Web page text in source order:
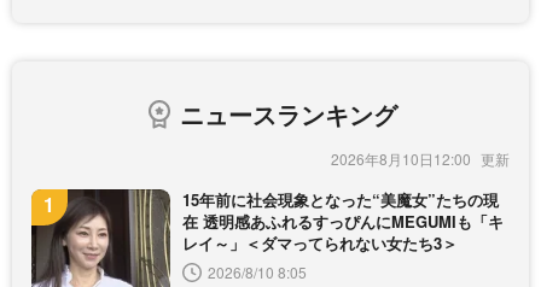
ニュースランキング
2026年8月10日12:00
15年前に社会現象となった“美魔女”たちの現
在 透明感あふれるすっぴんにMEGUMIも「キ
レイ～」＜ダマってられない女たち3＞
2026/8/10 8:05